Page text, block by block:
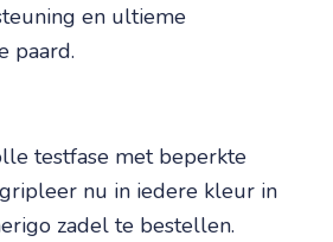
en ultieme
paard.
testfase met beperkte
nu in iedere kleur in
zadel te bestellen.